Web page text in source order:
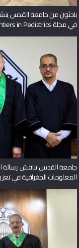
باحثون من جامعة القدس
في مجلة Frontiers in Pediatrics
جامعة القدس تناقش رسالة
المعلومات الجغرافية في